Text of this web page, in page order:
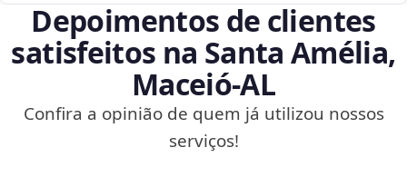
Depoimentos de clientes
satisfeitos na Santa Amélia,
Maceió‑AL
Confira a opinião de quem já utilizou nossos
serviços!